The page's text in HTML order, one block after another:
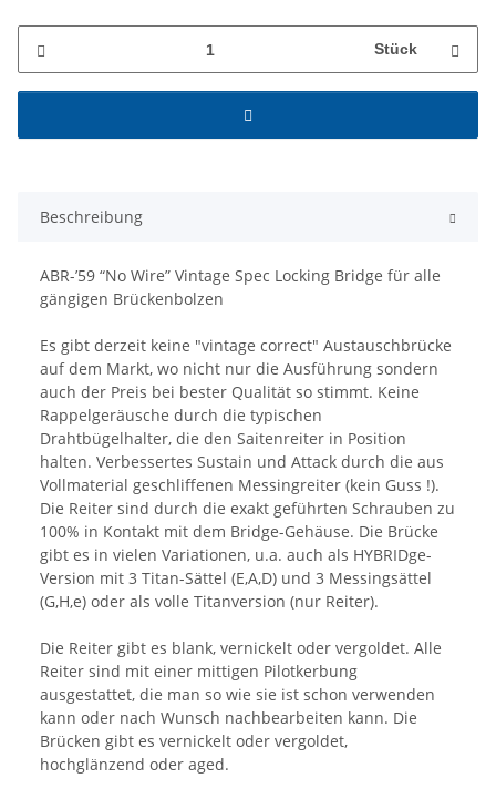
Stück
Beschreibung
ABR-’59 “No Wire” Vintage Spec Locking Bridge für alle
gängigen Brückenbolzen
Es gibt derzeit keine "vintage correct" Austauschbrücke
auf dem Markt, wo nicht nur die Ausführung sondern
auch der Preis bei bester Qualität so stimmt. Keine
Rappelgeräusche durch die typischen
Drahtbügelhalter, die den Saitenreiter in Position
halten. Verbessertes Sustain und Attack durch die aus
Vollmaterial geschliffenen Messingreiter (kein Guss !).
Die Reiter sind durch die exakt geführten Schrauben zu
100% in Kontakt mit dem Bridge-Gehäuse. Die Brücke
gibt es in vielen Variationen, u.a. auch als HYBRIDge-
Version mit 3 Titan-Sättel (E,A,D) und 3 Messingsättel
(G,H,e) oder als volle Titanversion (nur Reiter).
Die Reiter gibt es blank, vernickelt oder vergoldet. Alle
Reiter sind mit einer mittigen Pilotkerbung
ausgestattet, die man so wie sie ist schon verwenden
kann oder nach Wunsch nachbearbeiten kann. Die
Brücken gibt es vernickelt oder vergoldet,
hochglänzend oder aged.